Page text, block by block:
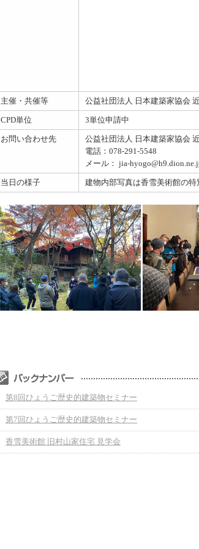
主催・共催等 公益社団法人 日本建築家協会
CPD単位 3単位申請中
お問い合わせ先
公益社団法人 日本建築家協会
電話：078-291-5548
メール： jia-
当日の様子 建物内部写真は香雪美術館の特
第8回ひょうご歴史的建築物セミナー
第7回ひょうご歴史的建築物セミナー
香雪美術館 旧村山家住宅 見学会